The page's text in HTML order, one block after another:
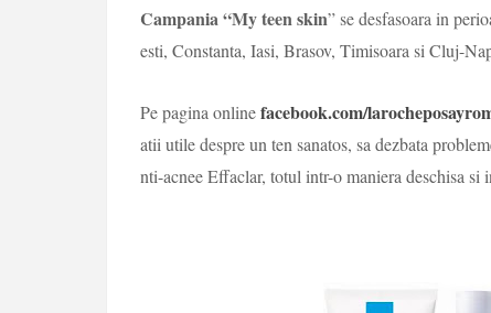
Campania“My teen skin” se desfasoara in
esti, Constanta, Iasi, Brasov, Timisoara si Cluj-
Pe pagina onlinefacebook.com/
atii utile despre un ten sanatos, sa dezbata
nti-acnee Effaclar, totul intr-o maniera deschisa si